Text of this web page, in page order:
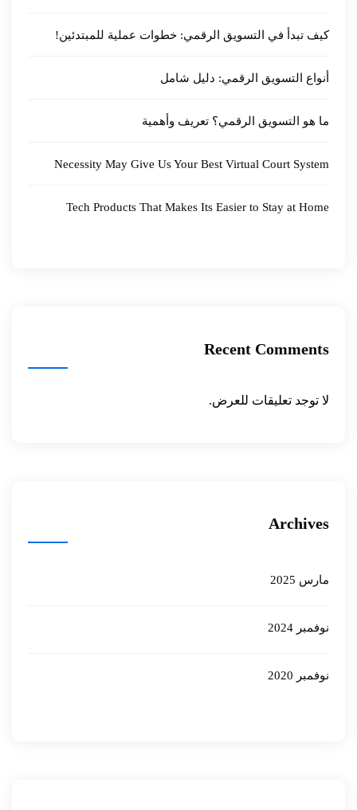
كيف تبدأ في التسويق الرقمي: خطوات عملية للمبتدئين!
أنواع التسويق الرقمي: دليل شامل
ما هو التسويق الرقمي؟ تعريف وأهمية
Necessity May Give Us Your Best Virtual Court System
Tech Products That Makes Its Easier to Stay at Home
Recent Comments
لا توجد تعليقات للعرض.
Archives
مارس 2025
نوفمبر 2024
نوفمبر 2020